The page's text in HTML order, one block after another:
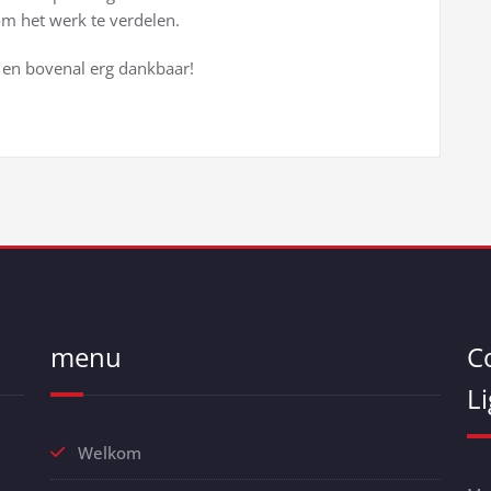
het werk te verdelen.
bovenal erg dankbaar!
menu
Welkom